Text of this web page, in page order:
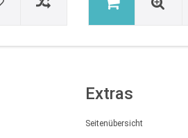
Extras
Seitenübersicht